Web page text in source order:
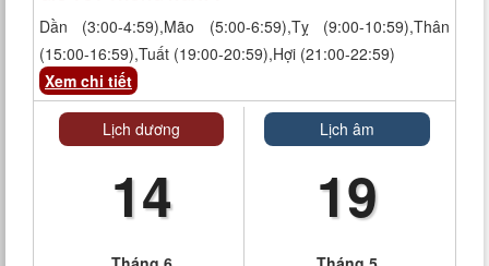
Dần (3:00-4:59),Mão (5:00-6:59),Tỵ (9:00-10:59),Thân
(15:00-16:59),Tuất (19:00-20:59),Hợi (21:00-22:59)
Xem chi tiết
Lịch dương
14
Lịch âm
19